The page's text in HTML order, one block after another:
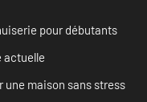
pour débutants
actuelle
maison sans stress